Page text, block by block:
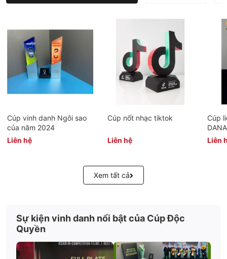
Cúp vinh danh Ngôi sao
của năm 2024
Liên hệ
Cúp nốt nhạc tiktok
Liên hệ
Cúp
danh
Liên
Xem tất cả
Sự kiện vinh danh nổi bật của Cúp Độc
Quyền